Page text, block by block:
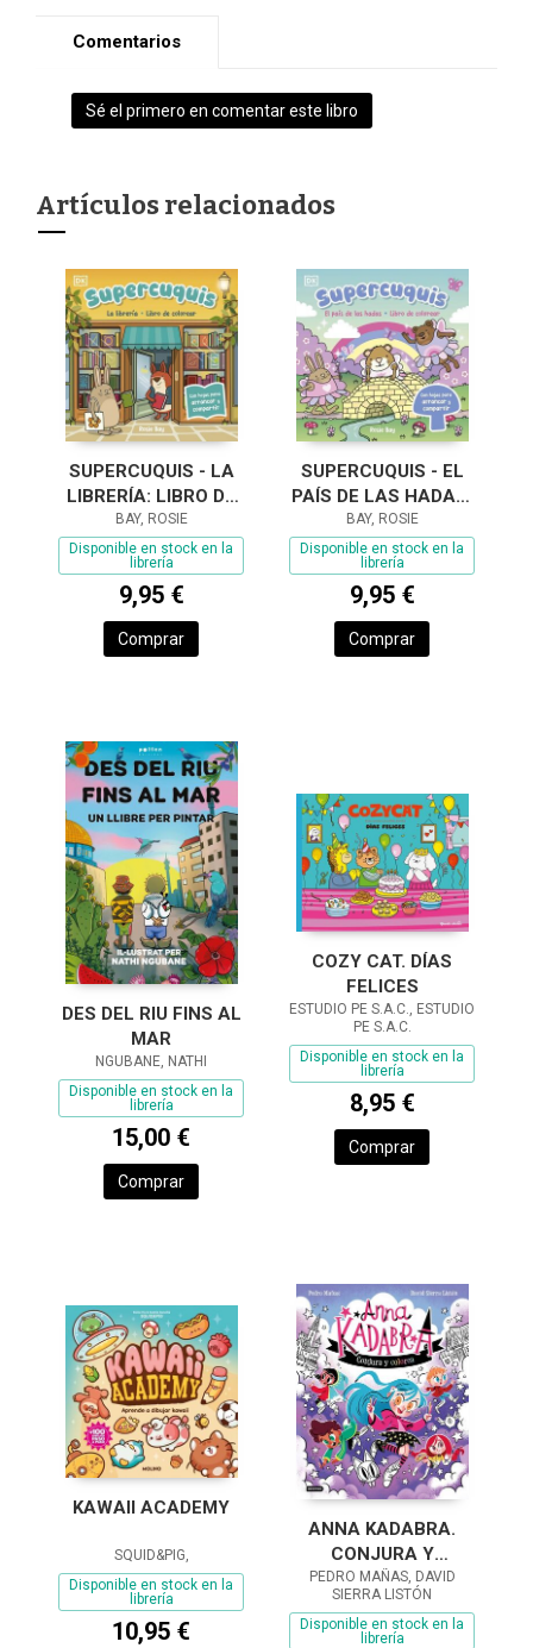
Comentarios
Sé el primero en comentar este libro
Artículos relacionados
SUPERCUQUIS - LA
LIBRERÍA: LIBRO DE
COLOREAR
BAY, ROSIE
Disponible en stock en la
librería
9,95 €
Comprar
SUPERCUQUIS - EL
PAÍS DE LAS HADAS:
LIBRO DE COLOREAR
BAY, ROSIE
Disponible en stock en la
librería
9,95 €
Comprar
DES DEL RIU FINS AL
MAR
NGUBANE, NATHI
Disponible en stock en la
librería
15,00 €
Comprar
COZY CAT. DÍAS
FELICES
ESTUDIO PE S.A.C., ESTUDIO
PE S.A.C.
Disponible en stock en la
librería
8,95 €
Comprar
KAWAII ACADEMY
SQUID&PIG,
Disponible en stock en la
librería
10,95 €
ANNA KADABRA.
CONJURA Y
COLOREA
PEDRO MAÑAS, DAVID
SIERRA LISTÓN
Disponible en stock en la
librería